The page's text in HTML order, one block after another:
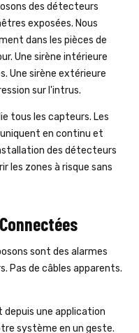
des détecteurs
exposées. Nous
dans les pièces de
Une sirène intérieure
Une sirène extérieure
sur l'intrus.
tous les capteurs. Les
en continu et
des détecteurs
les zones à risque sans
sont des alarmes
Pas de câbles apparents.
une application
système en un geste.